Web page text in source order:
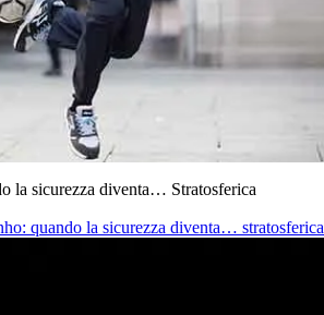
la sicurezza diventa… Stratosferica
quando la sicurezza diventa… stratosferica